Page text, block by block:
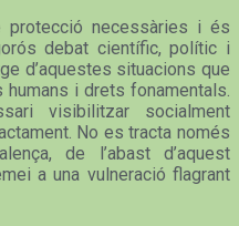
protecció necessàries i és
debat científic, polític i
d’aquestes situacions que
humans i drets fonamentals.
visibilitzar socialment
No es tracta només
de l’abast d’aquest
a una vulneració flagrant